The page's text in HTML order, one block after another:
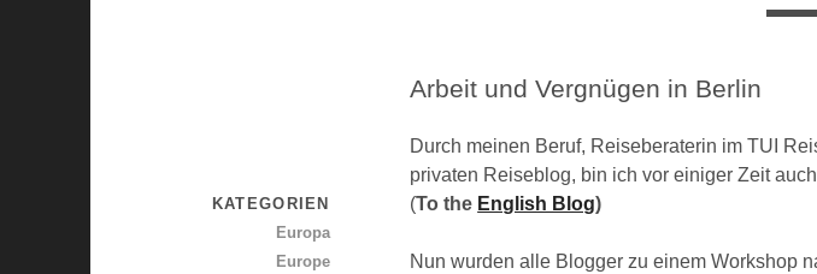
Arbeit und Vergnügen in Berlin
Durch meinen Beruf, Reiseberaterin im TUI
privaten Reiseblog, bin ich vor einiger Zeit
(To the English Blog)
Nun wurden alle Blogger zu einem Workshop
KATEGORIEN
Europa
Europe